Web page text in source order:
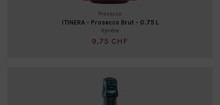
Prosecco
ITINERA - Prosecco Brut - 0.75 L
Itynéra
9,75 CHF